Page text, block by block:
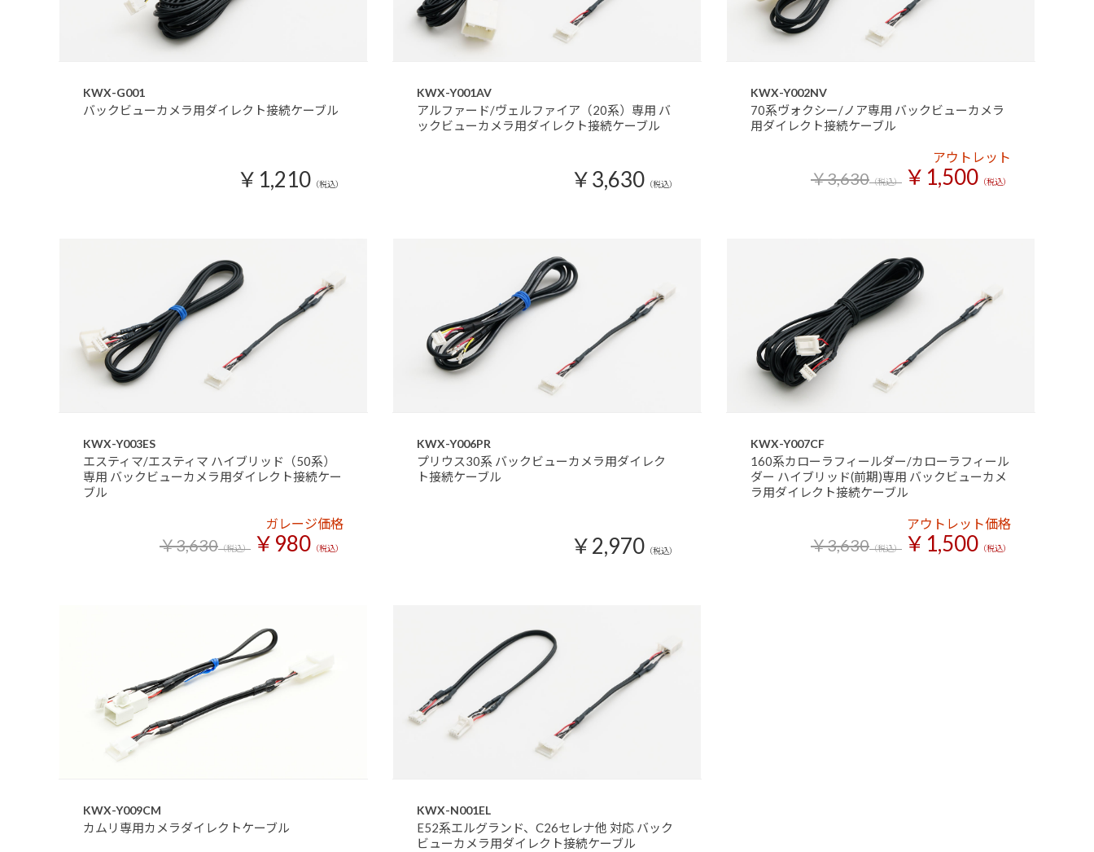
KWX-G001
バックビューカメラ用ダイレクト接続ケーブル
￥1,210 （税込）
KWX-Y001AV
アルファード/ヴェルファイア（20系）専用 バ
ックビューカメラ用ダイレクト接続ケーブル
￥3,630 （税込）
KWX-Y002NV
70系ヴォクシー/ノア専用 バックビューカメラ
用ダイレクト接続ケーブル
アウトレット
￥3,630（税込） ￥1,500 （税込）
KWX-Y003ES
エスティマ/エスティマ ハイブリッド（50系）
専用 バックビューカメラ用ダイレクト接続ケー
ブル
ガレージ価格
￥3,630（税込） ￥980 （税込）
KWX-Y006PR
プリウス30系 バックビューカメラ用ダイレク
ト接続ケーブル
￥2,970 （税込）
KWX-Y007CF
160系カローラフィールダー/カローラフィール
ダー ハイブリッド(前期)専用 バックビューカメ
ラ用ダイレクト接続ケーブル
アウトレット価格
￥3,630（税込） ￥1,500 （税込）
KWX-Y009CM
カムリ専用カメラダイレクトケーブル
KWX-N001EL
E52系エルグランド、C26セレナ他 対応 バック
ビューカメラ用ダイレクト接続ケーブル